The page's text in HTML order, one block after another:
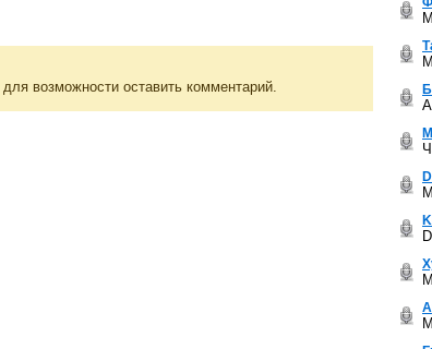
для возможности оставить комментарий.